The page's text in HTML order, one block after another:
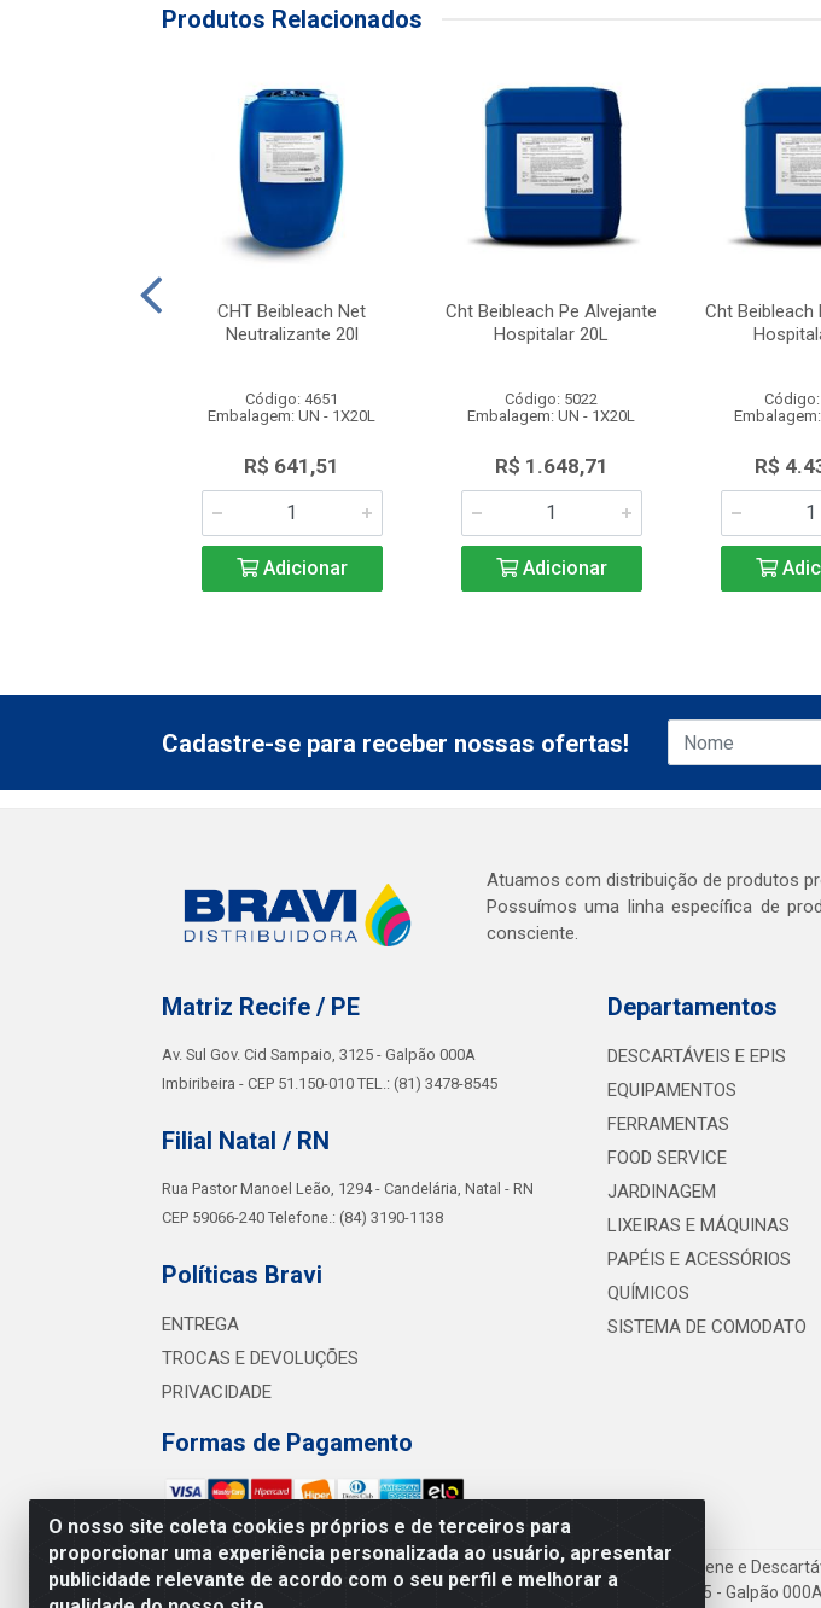
Produtos Relacionados
CHT Beibleach Net
Neutralizante 20l
Código: 4651
Embalagem: UN - 1X20L
R$ 641,51
Adicionar
Cht Beibleach Pe Alvejante
Hospitalar 20L
Código: 5022
Embalagem: UN - 1X20L
R$ 1.648,71
Adicionar
Cht Beibleach
Código:
R$
O nosso site coleta cookies próprios e de terceiros para
proporcionar uma experiência personalizada ao usuário, apresentar
publicidade relevante de acordo com o seu perfil e melhorar a
Cadastre-se para receber nossas ofertas!
Atuamos com distribuição de produtos
Possuímos uma linha específica de
consciente.
Matriz Recife / PE
Av. Sul Gov. Cid Sampaio, 3125 - Galpão 000A
Imbiribeira - CEP 51.150-010 TEL.: (81) 3478-8545
Filial Natal / RN
Rua Pastor Manoel Leão, 1294 - Candelária, Natal - RN
CEP 59066-240 Telefone.: (84) 3190-1138
Políticas Bravi
ENTREGA
TROCAS E DEVOLUÇÕES
PRIVACIDADE
Formas de Pagamento
Departamentos
DESCARTÁVEIS E EPIS
EQUIPAMENTOS
FERRAMENTAS
FOOD SERVICE
JARDINAGEM
LIXEIRAS E MÁQUINAS
PAPÉIS E ACESSÓRIOS
QUÍMICOS
SISTEMA DE COMODATO
Bravi Consumíveis de Higiene e
Av. Sul Gov. Cid Sampaio, 3125 - Galpão